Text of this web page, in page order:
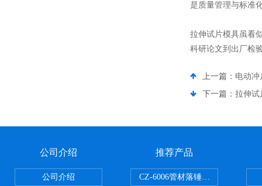
是质量管理与标准
拉伸试片模具虽看
科研论文到出厂检
上一篇： 电动冲
下一篇： 拉伸试
公司介绍
公司介绍
推荐产品
CZ-6006管材落锤冲击试验机